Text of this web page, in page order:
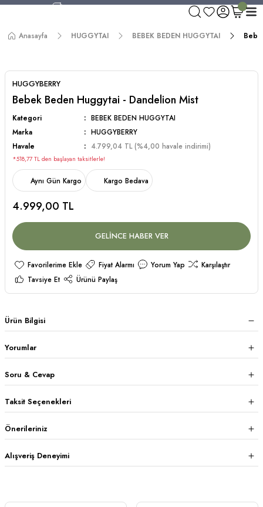
750 TL ve Üzeri Alışverişlerde Kargo Bedava!
Worldwide Shipping!
Anasayfa HUGGYTAI BEBEK BEDEN HUGGYTAI
HUGGYBERRY
Bebek Beden Huggytai - Dandelion Mist
Kategori
BEBEK BEDEN HUGGYTAI
Marka
HUGGYBERRY
Havale
4.799,04 TL (%4,00 havale indirimi)
*518,77 TL den başlayan taksitlerle!
Aynı Gün Kargo Kargo Bedava
4.999,00 TL
GELİNCE HABER VER
Fiyat Alarmı Yorum Yap
Karşılaştır
Tavsiye Et
Ürünü Paylaş
Ürün Bilgisi
Yorumlar
Soru & Cevap
Taksit Seçenekleri
Önerileriniz
Alışveriş Deneyimi